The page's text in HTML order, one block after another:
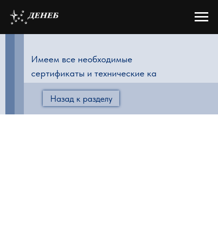
Имеем все необходимые
сертификаты и технически|
Назад к разделу